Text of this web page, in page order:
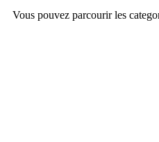
Vous pouvez parcourir les